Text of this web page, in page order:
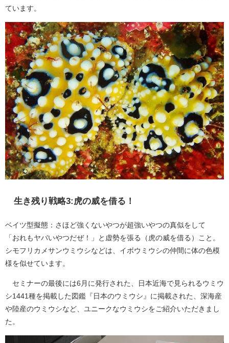
ています。
生き残り戦略3:虎の威を借る！
ベイツ型擬態：さほど強くないやつが超強いやつの真似をして
「おれもヤバいやつだぜ！」と虚勢を張る（虎の威を借る）こと。
シモフリカメサンウミウシなどは、イボウミウシの仲間に体の色模
様を似せています。
セミナーの最後には6月に発行された、日本近海で見られるウミウ
シ1441種を掲載した図鑑『日本のウミウシ』に掲載された、深海産
や陸産のウミウシなど、ユニークなウミウシをご紹介いただきまし
た。